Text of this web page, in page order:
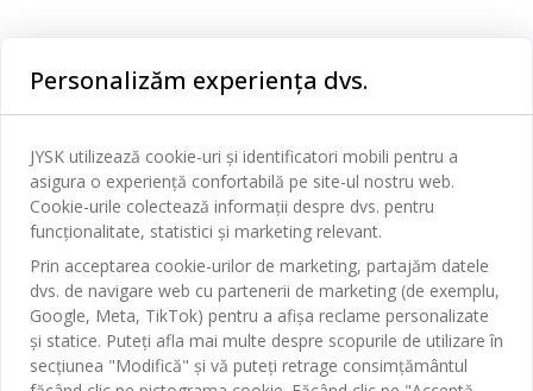
Baie
Birou
Sufragerie
Bucătărie
Depozitare
Perdele
Contact Relații Clienți
Magazine și program
Broșură
Termeni si conditii vânzări online
Garantia prețului
JYSK
Despre JYSK
JYSK.com
Presă
SEDIU CENTRAL
TAROL-DD S.R.L. str. Jubiliara, 41A mun. Chișinău, Republica
Moldova
JYSK RELAȚII CLIENȚI
Contact Relații Clienți
Urmărește Jysk
Personalizăm experiența dvs.
JYSK utilizează cookie-uri și identificatori mobili pentru a
asigura o experiență confortabilă pe site-ul nostru web.
Cookie-urile colectează informații despre dvs. pentru
funcționalitate, statistici și marketing relevant.
Prin acceptarea cookie-urilor de marketing, partajăm datele
dvs. de navigare web cu partenerii de marketing (de exemplu,
Google, Meta, TikTok) pentru a afișa reclame personalizate
și statice. Puteți afla mai multe despre scopurile de utilizare în
secțiunea "Modifică" și vă puteți retrage consimțământul